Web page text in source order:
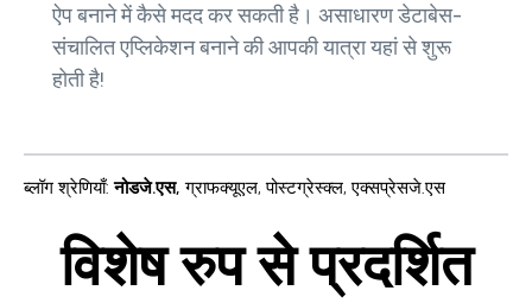
ऐप बनाने में कैसे मदद कर सकती है। असाधारण डेटाबेस-
संचालित एप्लिकेशन बनाने की आपकी यात्रा यहां से शुरू
होती है!
ब्लॉग श्रेणियाँ: नोडजे.एस, ग्राफक्यूएल,पोस्टग्रेस्क्ल,एक्सप्रेसजे.एस
विशेष रुप से प्रदर्शित